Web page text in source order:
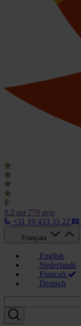
9.2 sur 770 avis
+31 10 433 33 22
Français
English
Nederlands
Français
Deutsch